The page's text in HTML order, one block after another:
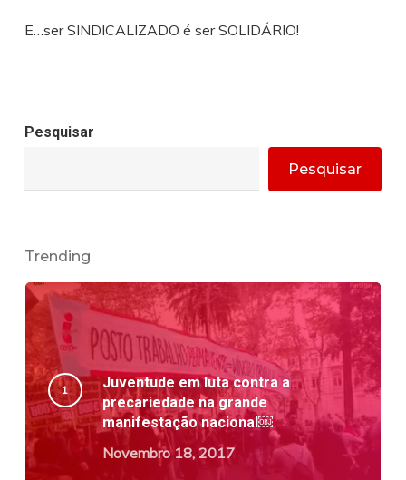
E…ser SINDICALIZADO é ser SOLIDÁRIO!
Pesquisar
Pesquisar
Trending
Juventude em luta contra a
precariedade na grande
manifestação nacional￼
Novembro 18, 2017